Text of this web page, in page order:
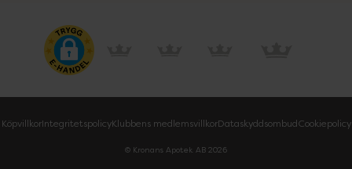
KöpvillkorIntegritetspolicyKlubbens medlemsvillkorDataskyddsombudCookiepolicy
© Kronans Apotek AB 2026